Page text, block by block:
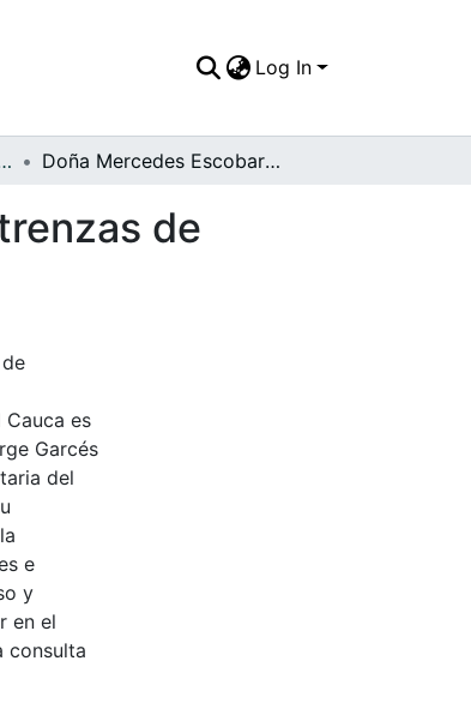
Log In
- Patrimonial Doña Mercedes Escobar de Gómez, luce las típicas trenzas de nuestras abuelas de procedencia indígena
de
es
Garcés
del
e
y
en el
consulta